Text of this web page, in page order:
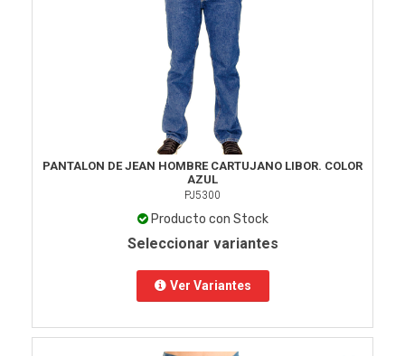
PANTALON DE JEAN HOMBRE CARTUJANO LIBOR. COLOR
AZUL
PJ5300
Producto con Stock
Seleccionar variantes
Ver Variantes